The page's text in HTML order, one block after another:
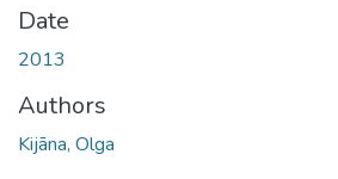
Date
2013
Authors
Kijāna, Olga